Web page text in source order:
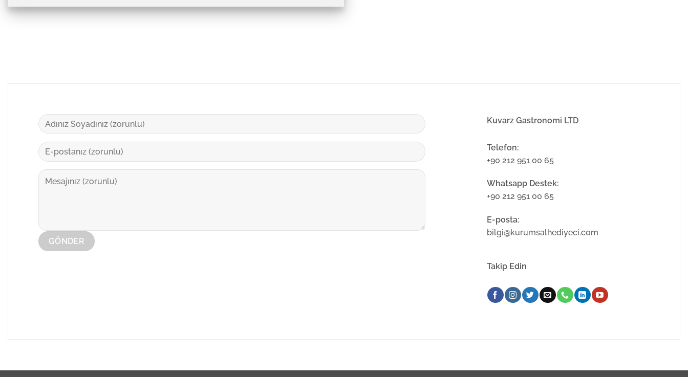
Kuvarz Gastronomi LTD
Telefon:
+90 212 951 00 65
Whatsapp Destek:
+90 212 951 00 65
E-posta:
bilgi@kurumsalhediyeci.com
Takip Edin